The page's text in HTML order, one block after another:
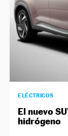
ELÉCTRICOS
El nuevo
hidrógeno